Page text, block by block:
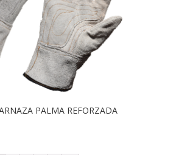
PALMA REFORZADA